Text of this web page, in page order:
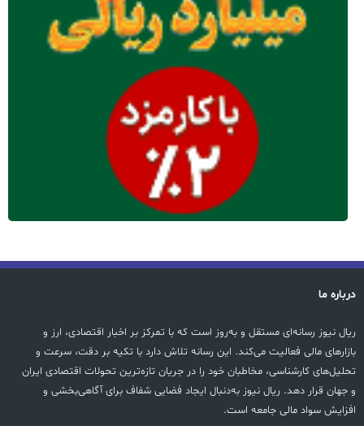
درباره ما
ریال نیوز رسانه‌ای مستقل و به‌روز است که با تمرکز بر اخبار اقتصادی، ارز و
بازارهای مالی فعالیت می‌کند. این رسانه تلاش دارد با تکیه بر دقت، سرعت و
تحلیل‌های کارشناسی، مخاطبان خود را در جریان تازه‌ترین تحولات اقتصادی ایران
و جهان قرار دهد. ریال نیوز به‌دنبال ایجاد فضایی شفاف برای آگاهی‌بخشی و
افزایش سواد مالی جامعه است.